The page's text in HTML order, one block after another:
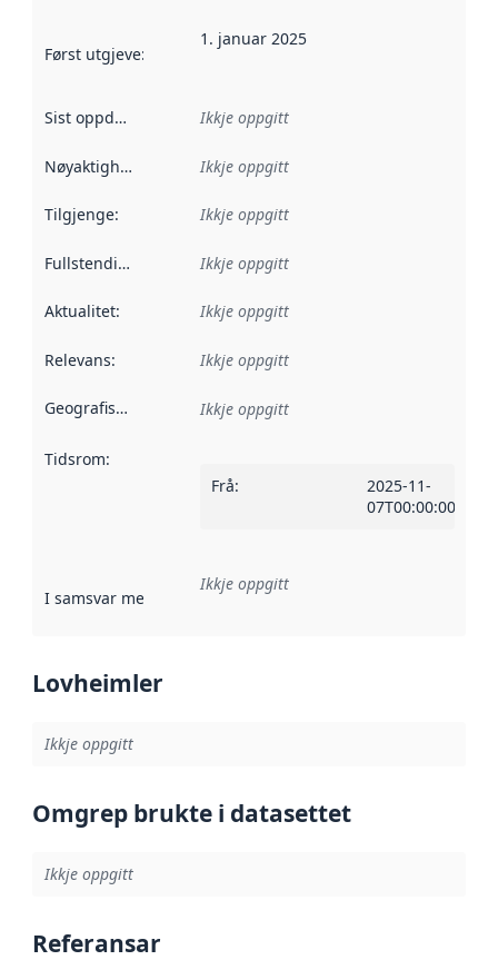
Først utgjeve: Denne datoen seier når dataa i dette
1. januar 2025
Sist oppdatert Ikkje oppgitt
Nøyaktigheit Ikkje oppgitt
Tilgjenge: Ikkje oppgitt
Fullstendigheit Ikkje oppgitt
Aktualitet: Ikkje oppgitt
Relevans: Ikkje oppgitt
Geografisk område Ikkje oppgitt
Tidsrom:
Frå:
2025-11-
07T00:00:00Z
I samsvar med Referanse til ei implementeringsregel eller
Ikkje oppgitt
Lovheimler
Ikkje oppgitt
Omgrep brukte i datasettet
Ikkje oppgitt
Referansar